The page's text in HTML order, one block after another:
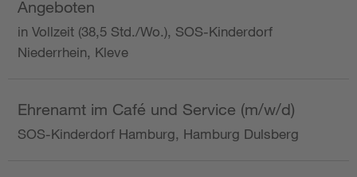
Angeboten
in Vollzeit (38,5 Std./Wo.), SOS-Kinderdorf
Niederrhein, Kleve
Ehrenamt im Café und Service (m/w/d)
SOS-Kinderdorf Hamburg, Hamburg Dulsberg